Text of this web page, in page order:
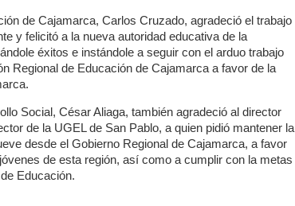
de Cajamarca, Carlos Cruzado, agradeció el trabajo
y felicitó a la nueva autoridad educativa de la
éxitos e instándole a seguir con el arduo trabajo
Regional de Educación de Cajamarca a favor de la
Social, César Aliaga, también agradeció al director
de la UGEL de San Pablo, a quien pidió mantener la
desde el Gobierno Regional de Cajamarca, a favor
de esta región, así como a cumplir con la metas
Educación.